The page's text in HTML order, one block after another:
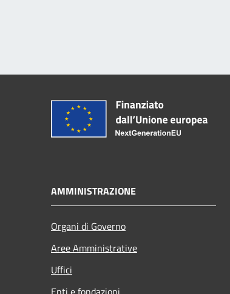
AMMINISTRAZIONE
Organi di Governo
Aree Amministrative
Uffici